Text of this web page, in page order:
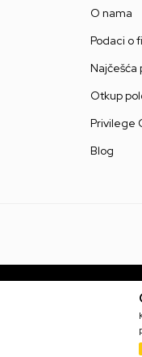
O nama
Podaci o
Najčešća
Otkup
Privilege
Blog